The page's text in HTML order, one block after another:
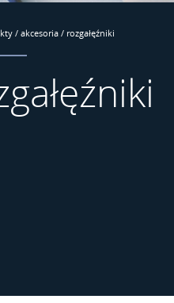
/ akcesoria / rozgałęźniki